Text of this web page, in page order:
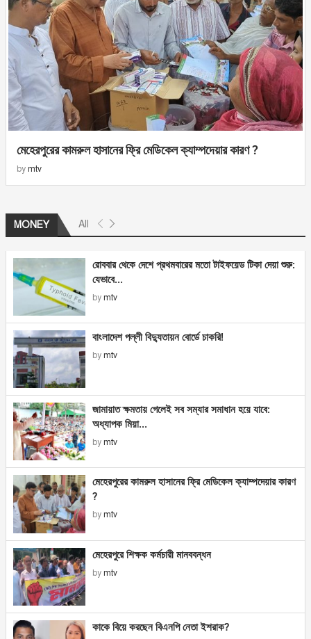
মেহেরপুরের কামরুল হাসানের ফ্রি মেডিকেল ক্যাম্পদেয়ার কারণ ?
by mtv
MONEY All
রোববার থেকে দেশে প্রথমবারের মতো টাইফয়েড টিকা দেয়া শুরু:
যেভাবে...
by mtv
বাংলাদেশ পল্লী বিদ্যুতায়ন বোর্ডে চাকরি!
by mtv
জামায়াত ক্ষমতায় গেলেই সব সম্যার সমাধান হয়ে যাবে:
অধ্যাপক মিয়া...
by mtv
মেহেরপুরের কামরুল হাসানের ফ্রি মেডিকেল ক্যাম্পদেয়ার কারণ
?
by mtv
মেহেরপুরে শিক্ষক কর্মচারী মানববন্ধন
by mtv
কাকে বিয়ে করছেন বিএনপি নেতা ইশরাক?